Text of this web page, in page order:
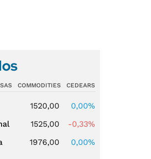
COMMODITIES CEDEARS
1520,00
0,00%
1525,00
-0,33%
1976,00
0,00%